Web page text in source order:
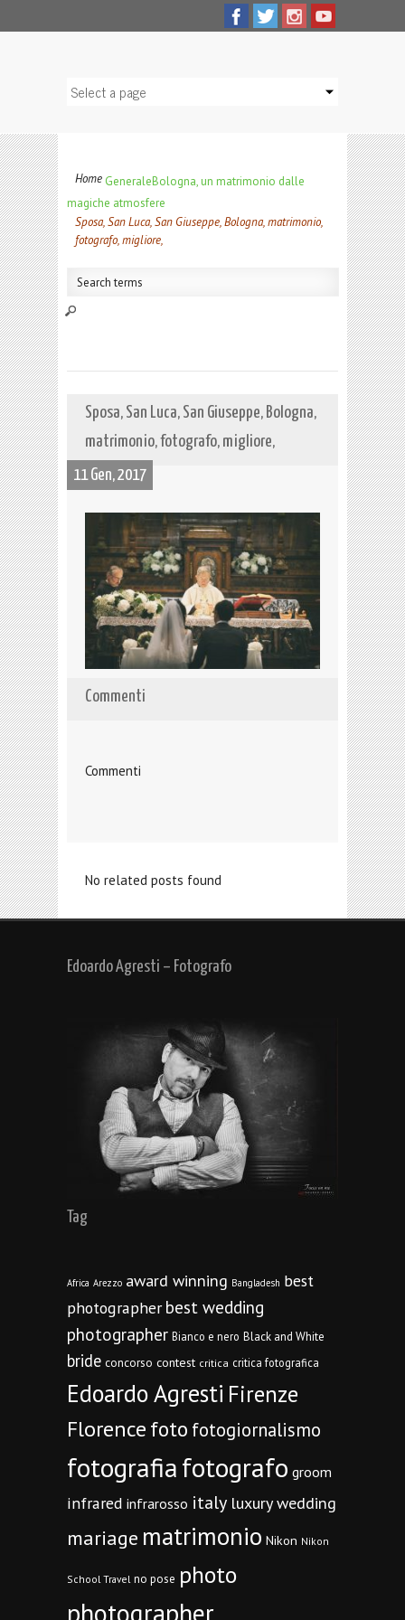
Home GeneraleBologna, un matrimonio dalle
magiche atmosfere
Sposa, San Luca, San Giuseppe, Bologna, matrimonio,
fotografo, migliore,
Sposa, San Luca, San Giuseppe, Bologna,
matrimonio, fotografo, migliore,
11 Gen, 2017
Commenti
Commenti
No related posts found
Edoardo Agresti – Fotografo
Tag
Africa Arezzo award winning Bangladesh best
photographer best wedding
photographer Bianco e nero Black and White
bride concorso contest critica critica fotografica
Edoardo Agresti Firenze
Florencefoto fotogiornalismo
fotografiafotografo groom
infrared infrarosso italy luxury wedding
mariage matrimonio Nikon Nikon
School Travel no pose photo